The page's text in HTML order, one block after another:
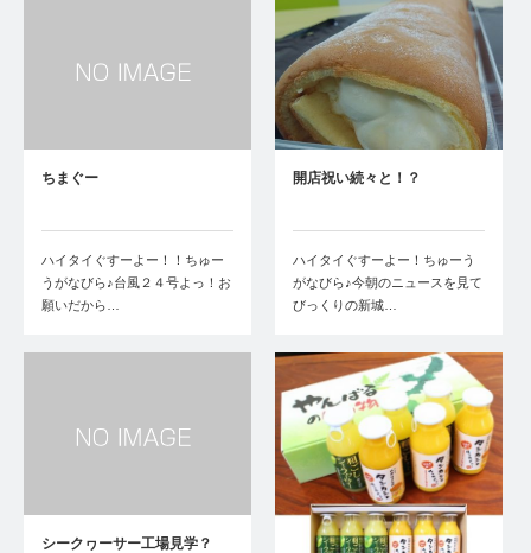
ちまぐー
ハイタイぐすーよー！！ちゅー
うがなびら♪台風２４号よっ！お
願いだから…
開店祝い続々と！？
ハイタイぐすーよー！ちゅーう
がなびら♪今朝のニュースを見て
びっくりの新城…
シークヮーサー工場見学？